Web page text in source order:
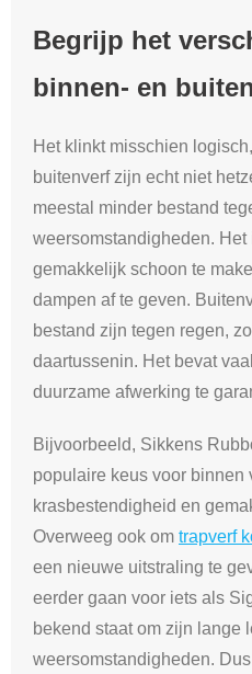
Begrijp het
binnen- en
Het klinkt misschien
buitenverf zijn echt niet
meestal minder bestand
weersomstandigheden. Het
gemakkelijk schoon te
dampen af te geven.
bestand zijn tegen regen,
daartussenin. Het bevat
duurzame afwerking te
Bijvoorbeeld, Sikkens
populaire keus voor binnen
krasbestendigheid en
Overweeg ook om trapverf
een nieuwe uitstraling te
eerder gaan voor iets als
bekend staat om zijn lange
weersomstandigheden.